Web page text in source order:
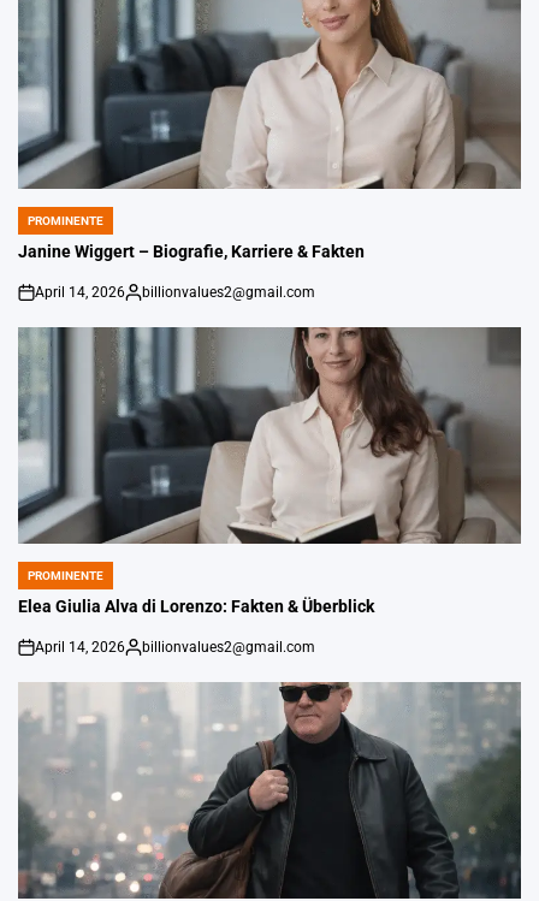
POSTED
IN
PROMINENTE
Janine Wiggert – Biografie, Karriere & Fakten
on
April 14, 2026
Gepostet
billionvalues2@gmail.com
POSTED
IN
PROMINENTE
Elea Giulia Alva di Lorenzo: Fakten & Überblick
on
April 14, 2026
Gepostet
billionvalues2@gmail.com